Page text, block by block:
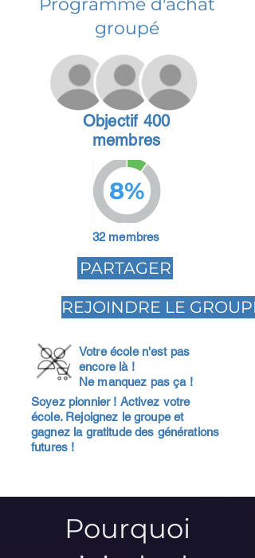
Programme d'achat
groupé
Objectif 400
membres
8%
32 membres
PARTAGER
REJOINDRE LE GROUPE
Votre école n'est pas
encore là !
Ne manquez pas ça !
Soyez pionnier ! Activez votre
école. Rejoignez le groupe et
gagnez la gratitude des générations
futures !
Pourquoi